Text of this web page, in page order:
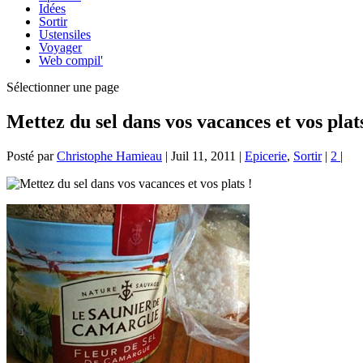
Idées
Sortir
Ustensiles
Voyager
Web compil'
Sélectionner une page
Mettez du sel dans vos vacances et vos
Posté parChristophe Hamieau | Juil 11, 2011 | Epicerie, Sortir| 2 |